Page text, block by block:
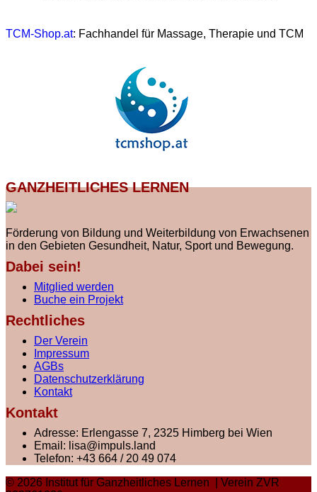
TCM-Shop.at: Fachhandel für Massage, Therapie und TCM
GANZHEITLICHES LERNEN
Förderung von Bildung und Weiterbildung von Erwachsenen
in den Gebieten Gesundheit, Natur, Sport und Bewegung.
Dabei sein!
Mitglied werden
Buche ein Projekt
Rechtliches
Der Verein
Impressum
AGBs
Datenschutzerklärung
Kontakt
Kontakt
Adresse: Erlengasse 7, 2325 Himberg bei Wien
Email: lisa@impuls.land
Telefon: +43 664 / 20 49 074
© 2026 Institut für Ganzheitliches Lernen | Verein ZVR